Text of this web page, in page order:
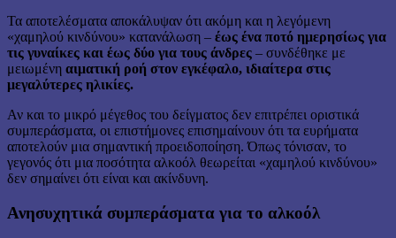
Τα αποτελέσματα αποκάλυψαν ότι ακόμη και η λεγόμενη
«χαμηλού κινδύνου» κατανάλωση – έως ένα ποτό ημερησίως για
τις γυναίκες και έως δύο για τους άνδρες – συνδέθηκε με
μειωμένη αιματική ροή στον εγκέφαλο, ιδιαίτερα στις
μεγαλύτερες ηλικίες.
Αν και το μικρό μέγεθος του δείγματος δεν επιτρέπει οριστικά
συμπεράσματα, οι επιστήμονες επισημαίνουν ότι τα ευρήματα
αποτελούν μια σημαντική προειδοποίηση. Όπως τόνισαν, το
γεγονός ότι μια ποσότητα αλκοόλ θεωρείται «χαμηλού κινδύνου»
δεν σημαίνει ότι είναι και ακίνδυνη.
Ανησυχητικά συμπεράσματα για το αλκοόλ